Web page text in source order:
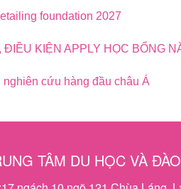
foundation 2027
KIỆN APPLY HỌC BỔNG
cứu hàng đầu châu Á
TÂM DU HỌC VÀ